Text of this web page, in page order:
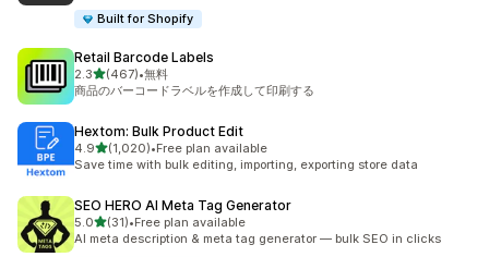
Built for Shopify
Retail Barcode Labels
2.35つ星中
(467)
合計レビュー数：467件
•無料
商品のバーコードラベルを作成して印刷する
Hextom: Bulk Product Edit
4.95つ星中
(1,020)
合計レビュー数：1020件
•Free plan available
Save time with bulk editing, importing, exporting store data
SEO HERO AI Meta Tag Generator
5.05つ星中
(31)
合計レビュー数：31件
•Free plan available
AI meta description & meta tag generator — bulk SEO in clicks